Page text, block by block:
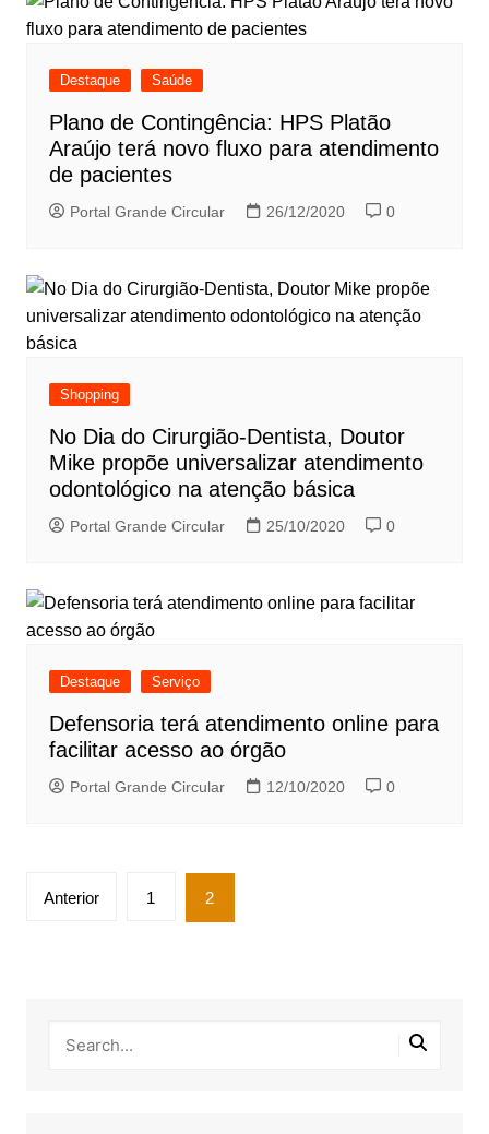
Destaque Saúde
Plano de Contingência: HPS Platão
Araújo terá novo fluxo para atendimento
de pacientes
Portal Grande Circular 26/12/2020 0
Shopping
No Dia do Cirurgião-Dentista, Doutor
Mike propõe universalizar atendimento
odontológico na atenção básica
Portal Grande Circular 25/10/2020 0
Destaque Serviço
Defensoria terá atendimento online para
facilitar acesso ao órgão
Portal Grande Circular 12/10/2020 0
Paginação
Anterior 1 2